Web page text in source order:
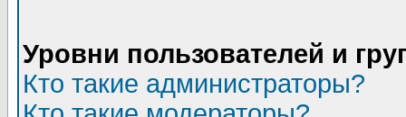
Уровни пользователей и
Кто такие администраторы?